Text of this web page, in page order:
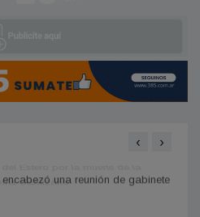
una reunión de gabinete
Cantizano
‹ ›